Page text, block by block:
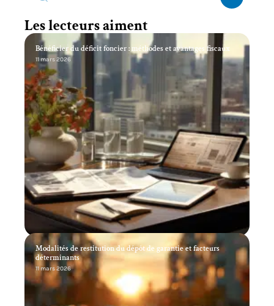
Les lecteurs aiment
Bénéficier du déficit foncier : méthodes et avantages fiscaux
11 mars 2026
Modalités de restitution du dépôt de garantie et facteurs
déterminants
11 mars 2026